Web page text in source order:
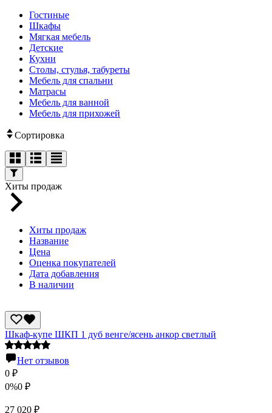
Гостиные
Шкафы
Мягкая мебель
Детские
Кухни
Столы, стулья, табуреты
Мебель для спальни
Матрасы
Мебель для ванной
Мебель для прихожей
Сортировка
Хиты продаж
Хиты продаж
Название
Цена
Оценка покупателей
Дата добавления
В наличии
Шкаф-купе ШКП 1 дуб венге/ясень анкор светлый
Нет отзывов
0 ₽
0%0 ₽
27 020 ₽